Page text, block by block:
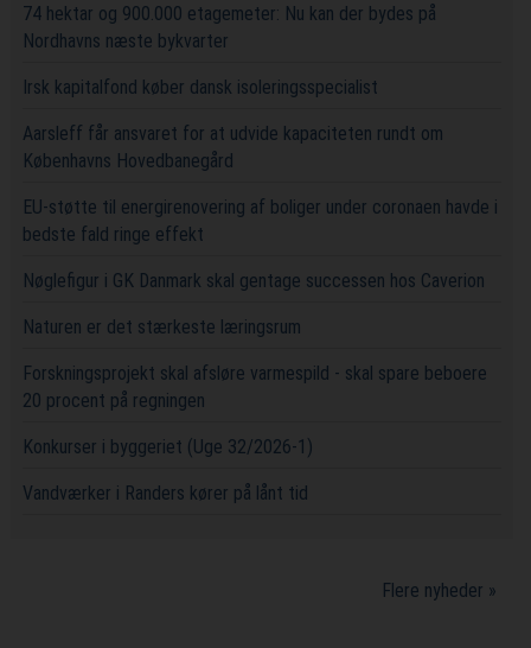
74 hektar og 900.000 etagemeter: Nu kan der bydes på
Nordhavns næste bykvarter
Irsk kapitalfond køber dansk isoleringsspecialist
Aarsleff får ansvaret for at udvide kapaciteten rundt om
Københavns Hovedbanegård
EU-støtte til energirenovering af boliger under coronaen havde i
bedste fald ringe effekt
Nøglefigur i GK Danmark skal gentage successen hos Caverion
Naturen er det stærkeste læringsrum
Forskningsprojekt skal afsløre varmespild - skal spare beboere
20 procent på regningen
Konkurser i byggeriet (Uge 32/2026-1)
Vandværker i Randers kører på lånt tid
Flere nyheder »